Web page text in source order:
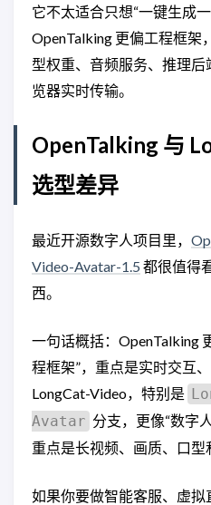
它不太适合只想“一键生成
OpenTalking 更偏工程框架
型权重、音频服务、推理
览器实时传输。
OpenTalking 与
选型差异
最近开源数字人项目里，
Video-Avatar-1.5 都很值得
西。
一句话概括：OpenTalking
程框架”，重点是实时交互
LongCat-Video，特别是
Avatar 分支，更像“数字
重点是长视频、画质、口型
如果你要做智能客服、虚